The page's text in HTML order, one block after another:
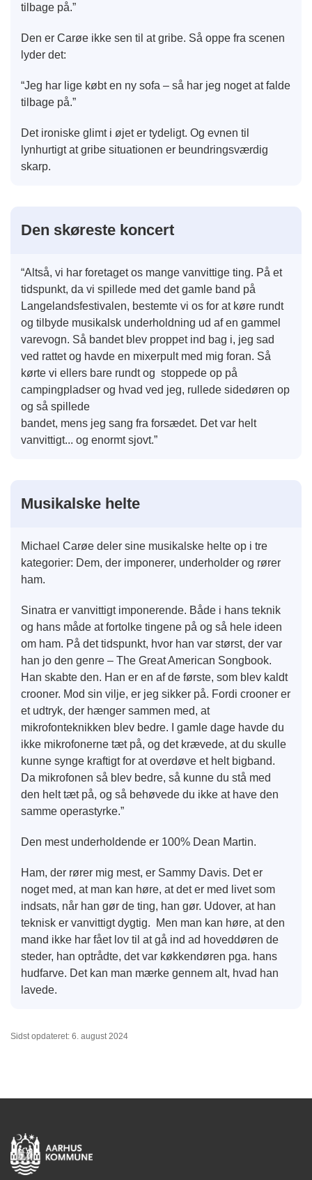
tilbage på.”
Den er Carøe ikke sen til at gribe. Så oppe fra scenen
lyder det:
“Jeg har lige købt en ny sofa – så har jeg noget at falde
tilbage på.”
Det ironiske glimt i øjet er tydeligt. Og evnen til
lynhurtigt at gribe situationen er beundringsværdig
skarp.
Den skøreste koncert
“Altså, vi har foretaget os mange vanvittige ting. På et
tidspunkt, da vi spillede med det gamle band på
Langelandsfestivalen, bestemte vi os for at køre rundt
og tilbyde musikalsk underholdning ud af en gammel
varevogn. Så bandet blev proppet ind bag i, jeg sad
ved rattet og havde en mixerpult med mig foran. Så
kørte vi ellers bare rundt og stoppede op på
campingpladser og hvad ved jeg, rullede sidedøren op
og så spillede
bandet, mens jeg sang fra forsædet. Det var helt
vanvittigt... og enormt sjovt.”
Musikalske helte
Michael Carøe deler sine musikalske helte op i tre
kategorier: Dem, der imponerer, underholder og rører
ham.
Sinatra er vanvittigt imponerende. Både i hans teknik
og hans måde at fortolke tingene på og så hele ideen
om ham. På det tidspunkt, hvor han var størst, der var
han jo den genre – The Great American Songbook.
Han skabte den. Han er en af de første, som blev kaldt
crooner. Mod sin vilje, er jeg sikker på. Fordi crooner er
et udtryk, der hænger sammen med, at
mikrofonteknikken blev bedre. I gamle dage havde du
ikke mikrofonerne tæt på, og det krævede, at du skulle
kunne synge kraftigt for at overdøve et helt bigband.
Da mikrofonen så blev bedre, så kunne du stå med
den helt tæt på, og så behøvede du ikke at have den
samme operastyrke.”
Den mest underholdende er 100% Dean Martin.
Ham, der rører mig mest, er Sammy Davis. Det er
noget med, at man kan høre, at det er med livet som
indsats, når han gør de ting, han gør. Udover, at han
teknisk er vanvittigt dygtig. Men man kan høre, at den
mand ikke har fået lov til at gå ind ad hoveddøren de
steder, han optrådte, det var køkkendøren pga. hans
hudfarve. Det kan man mærke gennem alt, hvad han
lavede.
Sidst opdateret: 6. august 2024